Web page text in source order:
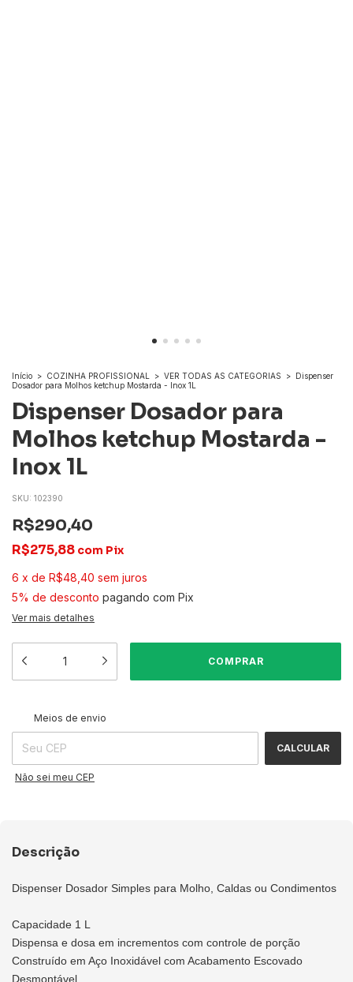
Início > COZINHA PROFISSIONAL > VER TODAS AS CATEGORIAS > Dispenser
Dosador para Molhos ketchup Mostarda - Inox 1L
Dispenser Dosador para
Molhos ketchup Mostarda -
Inox 1L
SKU: 102390
R$290,40
R$275,88 com Pix
6 x de R$48,40 sem juros
5% de desconto pagando com Pix
Ver mais detalhes
Entregas para o CEP:
Meios de envio
CALCULAR
Não sei meu CEP
Descrição
Dispenser Dosador Simples para Molho, Caldas ou Condimentos
Capacidade 1 L
Dispensa e dosa em incrementos com controle de porção
Construído em Aço Inoxidável com Acabamento Escovado
Desmontável